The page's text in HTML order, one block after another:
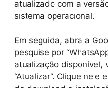
atualizado com a
sistema operacional.
Em seguida, abra a
pesquise por
atualização disponível,
“Atualizar”. Clique nele